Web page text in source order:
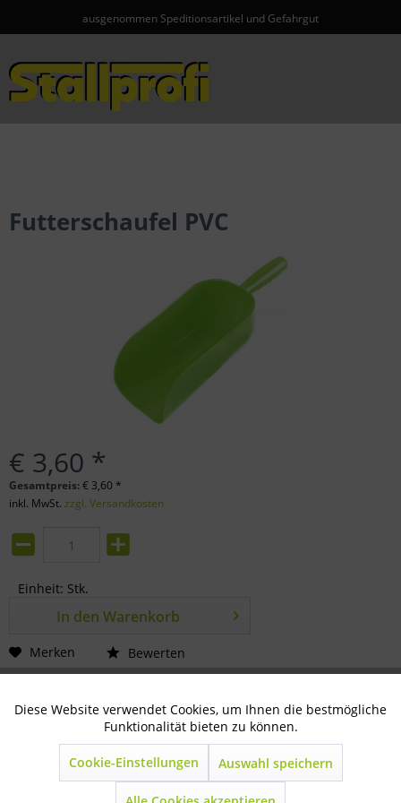
ausgenommen Speditionsartikel und Gefahrgut
Futterschaufel PVC
€ 3,60 *
Gesamtpreis:€ 3,60 *
inkl. MwSt. zzgl. Versandkosten
Einheit: Stk.
In den Warenkorb
Merken Bewerten
2 kg aus bruchsicherem Kunststoffmehr
Technisch notwendig Aktiv
Marketing Inaktiv
Diese Website verwendet Cookies, um Ihnen die bestmögliche
Funktionalität bieten zu können.
Cookie-Einstellungen Auswahl speichern